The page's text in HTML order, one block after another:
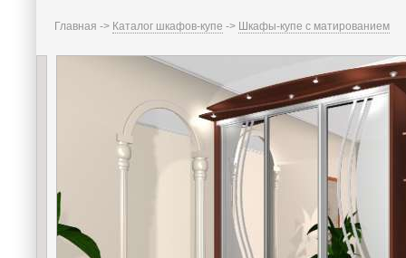
Главная -> Каталог шкафов-купе -> Шкафы-купе с матированием